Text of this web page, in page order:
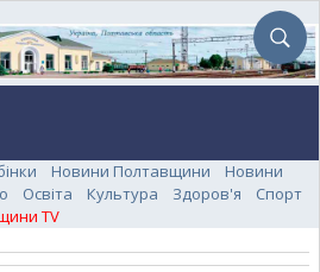
Новини Полтавщини
Новини
Освіта Культура Здоров'я
Спорт
TV